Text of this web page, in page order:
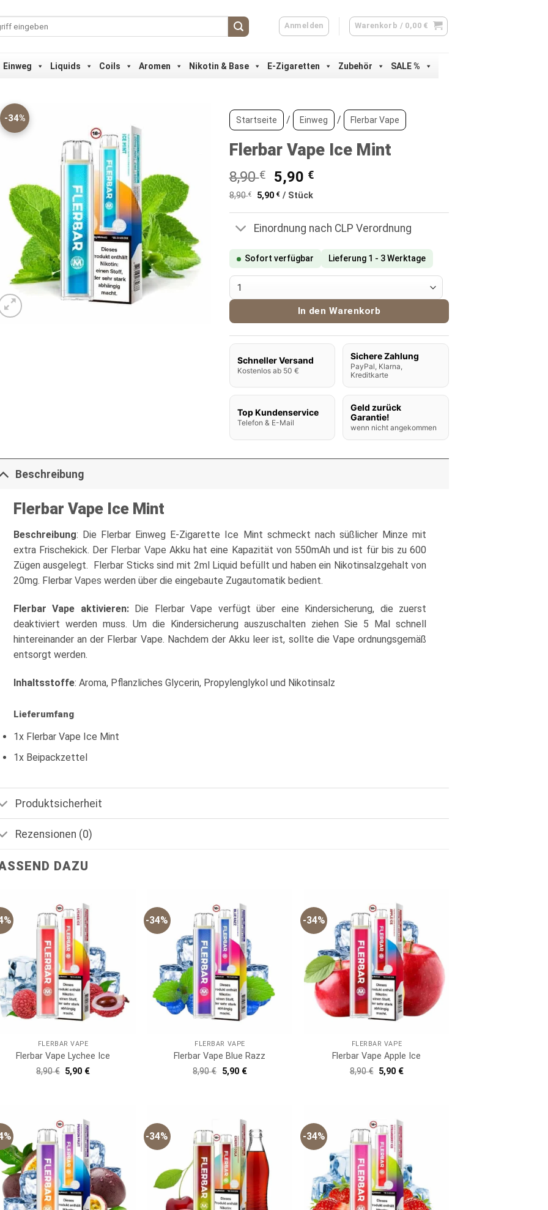
Anmelden Warenkorb / 0,00 €
Einweg Liquids Coils Aromen Nikotin & Base E-Zigaretten Zubehör SALE %
-34% Startseite / Einweg / Flerbar Vape
Flerbar Vape Ice Mint
8,90€
Ursprünglicher
Preis
8,90 €
5,90 €Aktueller
Preis
5,90 €.
8,90€ 5,90 €/ Stück
Einordnung nach CLP Verordnung
Sofort verfügbar Lieferung 1 - 3 Werktage
Flerbar Vape Ice Mint Menge
In den Warenkorb
Schneller Versand
Kostenlos ab 50 €
Sichere Zahlung
PayPal, Klarna,
Kreditkarte
Top Kundenservice
Telefon & E-Mail
Geld zurück
Garantie!
wenn nicht angekommen
Beschreibung
Flerbar Vape Ice Mint
Beschreibung: Die Flerbar Einweg E-Zigarette Ice Mint schmeckt nach süßlicher Minze mit
extra Frischekick. Der Flerbar Vape Akku hat eine Kapazität von 550mAh und ist für bis zu 600
Zügen ausgelegt. Flerbar Sticks sind mit 2ml Liquid befüllt und haben ein Nikotinsalzgehalt von
20mg. Flerbar Vapes werden über die eingebaute Zugautomatik bedient.
Flerbar Vape aktivieren: Die Flerbar Vape verfügt über eine Kindersicherung, die zuerst
deaktiviert werden muss. Um die Kindersicherung auszuschalten ziehen Sie 5 Mal schnell
hintereinander an der Flerbar Vape. Nachdem der Akku leer ist, sollte die Vape ordnungsgemäß
entsorgt werden.
Inhaltsstoffe: Aroma, Pflanzliches Glycerin, Propylenglykol und Nikotinsalz
Lieferumfang
1x Flerbar Vape Ice Mint
1x Beipackzettel
Produktsicherheit
Rezensionen (0)
DAZU
FLERBAR VAPE
Flerbar Vape Lychee Ice
8,90€ Ursprünglicher
Preis
5,90 €Aktueller
-34%
FLERBAR VAPE
Flerbar Vape Blue Razz
8,90€ Ursprünglicher
Preis
5,90 €Aktueller
-34%
FLERBAR VAPE
Flerbar Vape Apple Ice
8,90€ Ursprünglicher
Preis
5,90 €Aktueller
-34% -34%